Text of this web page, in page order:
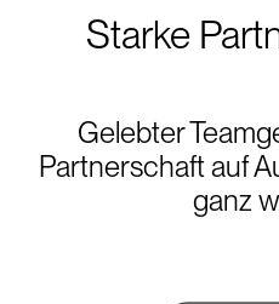
Starke
Gelebter
Partnerschaft auf
ganz